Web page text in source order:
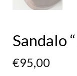
Sandalo
€95,00